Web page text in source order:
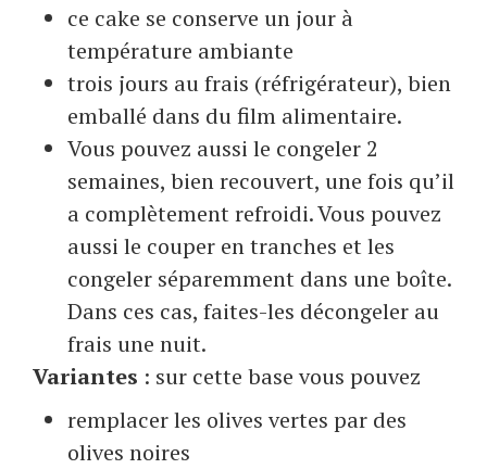
ce cake se conserve un jour à
température ambiante
trois jours au frais (réfrigérateur), bien
emballé dans du film alimentaire.
Vous pouvez aussi le congeler 2
semaines, bien recouvert, une fois qu’il
a complètement refroidi. Vous pouvez
aussi le couper en tranches et les
congeler séparemment dans une boîte.
Dans ces cas, faites-les décongeler au
frais une nuit.
Variantes : sur cette base vous pouvez
remplacer les olives vertes par des
olives noires